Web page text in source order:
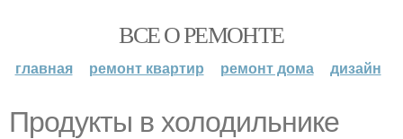
ВСЕ О РЕМОНТЕ
главная ремонт квартир ремонт дома дизайн
Продукты в холодильнике